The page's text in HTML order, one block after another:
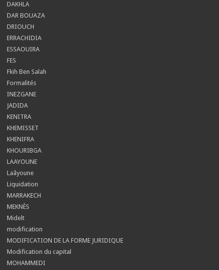
DAKHLA
DAR BOUAZA
DRIOUCH
ERRACHIDIA
ESSAOUIRA
FES
Fkih Ben Salah
Formalités
INEZGANE
JADIDA
KENITRA
KHEMISSET
KHENIFRA
KHOURIBGA
LAAYOUNE
Laâyoune
Liquidation
MARRAKECH
MEKNÈS
Midelt
modification
MODIFICATION DE LA FORME JURIDIQUE
Modification du capital
MOHAMMEDI